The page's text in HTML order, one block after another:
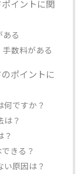
イントに関
る
数料がある
ポイントに
ですか？
は？
？
きる？
原因は？